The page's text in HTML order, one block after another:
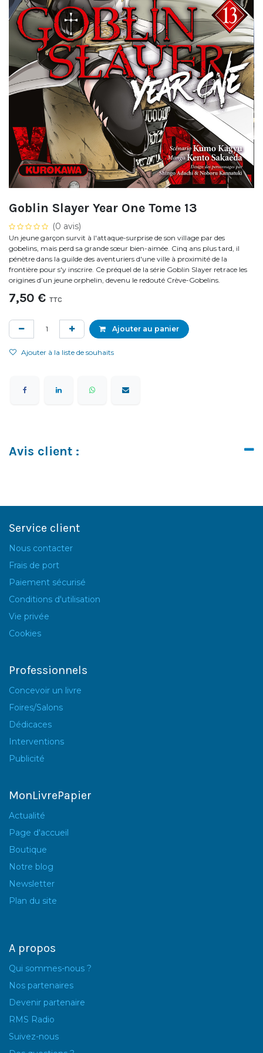
Goblin Slayer Year One Tome 13
(0 avis)
Un jeune garçon survit à l'attaque-surprise de son village par des
gobelins, mais perd sa grande sœur bien-aimée. Cinq ans plus tard, il
pénètre dans la guilde des aventuriers d'une ville à proximité de la
frontière pour s'y inscrire. Ce préquel de la série Goblin Slayer retrace les
origines d’un jeune orphelin, devenu le redouté Crève-Gobelins.
7,50 € TTC
Ajouter au panier
Ajouter à la liste de souhaits
Avis client :
Service client
Nous contacter
Frais de port
Paiement sécurisé
Conditions d'utilisation
Vie privée
Cookies
Professionnels
Concevoir un livre
Foires/Salons
Dédicaces
Interventions
Publicité
MonLivrePapier
Actualité
Page d'accueil
Boutique
Notre blog
Newsletter
Plan du site
A propos
Qui sommes-nous ?
Nos partenaires
Devenir partenaire
RMS Radio
Suivez-nous